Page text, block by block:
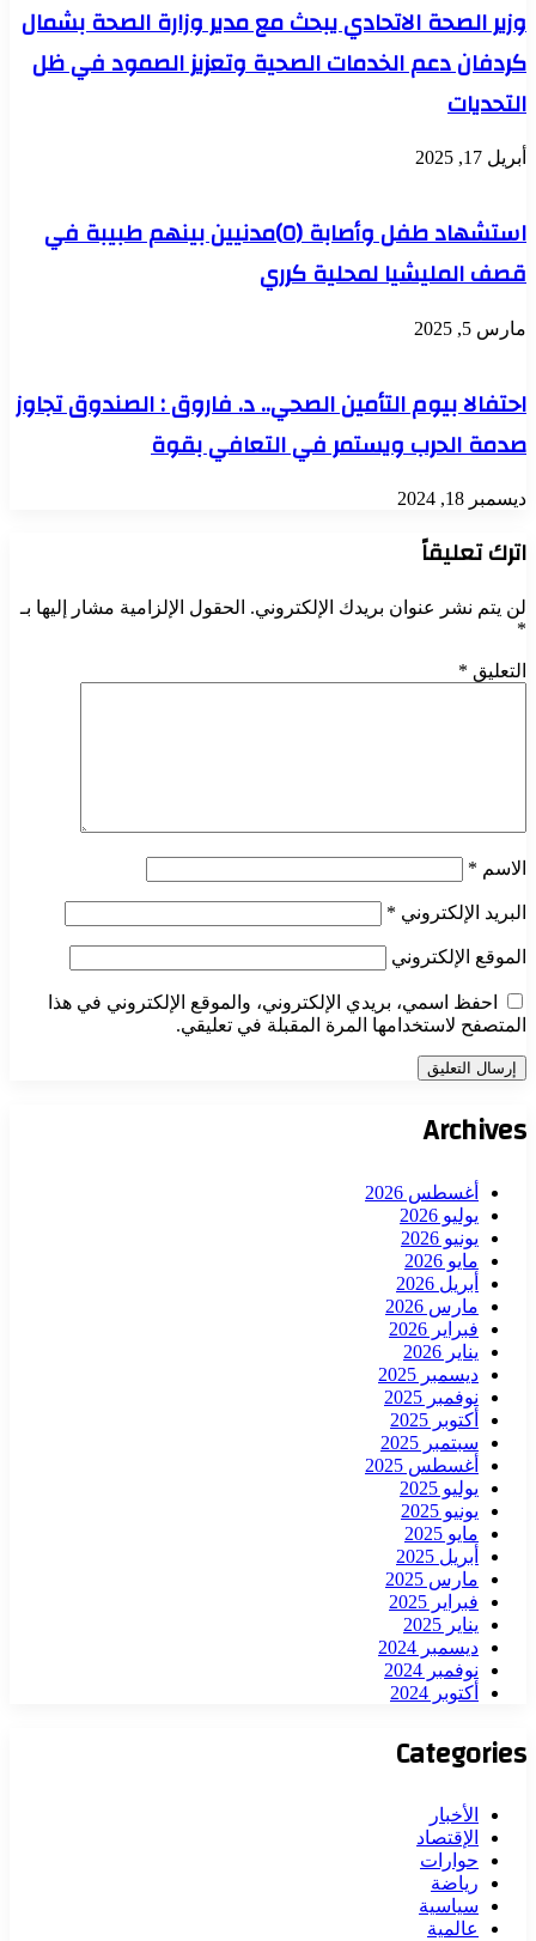
وزير الصحة الاتحادي يبحث مع مدير وزارة الصحة بشمال
كردفان دعم الخدمات الصحية وتعزيز الصمود في ظل
التحديات
أبريل 17, 2025
استشهاد طفل وأصابة (٥)مدنيين بينهم طبيبة في
قصف المليشيا لمحلية كرري
مارس 5, 2025
احتفالا بيوم التأمين الصحي.. د. فاروق : الصندوق تجاوز
صدمة الحرب ويستمر في التعافي بقوة
ديسمبر 18, 2024
اترك تعليقاً
لن يتم نشر عنوان بريدك الإلكتروني. الحقول الإلزامية مشار إليها بـ
*
التعليق *
الاسم *
البريد الإلكتروني *
الموقع الإلكتروني
احفظ اسمي، بريدي الإلكتروني، والموقع الإلكتروني في هذا
المتصفح لاستخدامها المرة المقبلة في تعليقي.
Archives
أغسطس 2026
يوليو 2026
يونيو 2026
مايو 2026
أبريل 2026
مارس 2026
فبراير 2026
يناير 2026
ديسمبر 2025
نوفمبر 2025
أكتوبر 2025
سبتمبر 2025
أغسطس 2025
يوليو 2025
يونيو 2025
مايو 2025
أبريل 2025
مارس 2025
فبراير 2025
يناير 2025
ديسمبر 2024
نوفمبر 2024
أكتوبر 2024
Categories
الأخبار
الإقتصاد
حوارات
رياضة
سياسية
عالمية